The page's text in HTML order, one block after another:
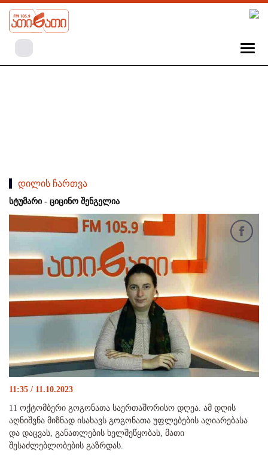
დილის ჩართვა
სტუმარი - ციცინო შენგელია
11:35 / 11.10.2023
11 ოქტომბერი გოგონათა საერთაშორისო დღეა. ამ დღის
აღნიშვნა მიზნად ისახავს გოგონათა უფლებების აღიარებასა
და დაცვას, განათლების ხელშეწყობას, მათი
შესაძლებლობების გაზრდას.